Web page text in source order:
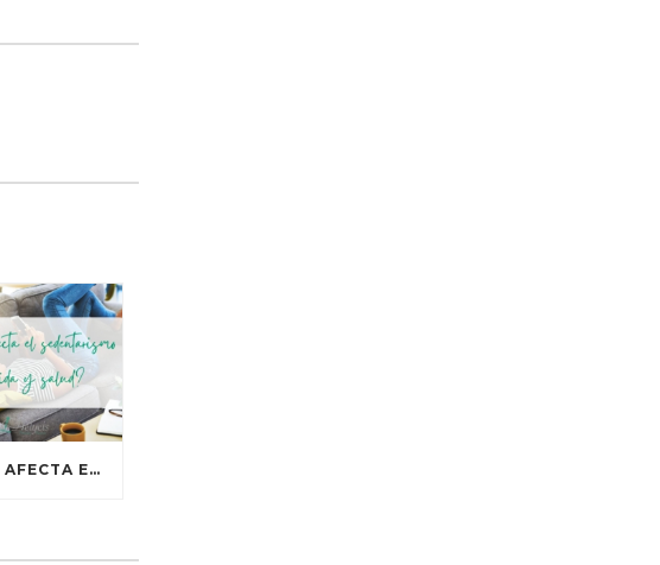
¿CÓMO AFECTA EL SEDENTARISMO A TU VIDA Y TU SALUD?